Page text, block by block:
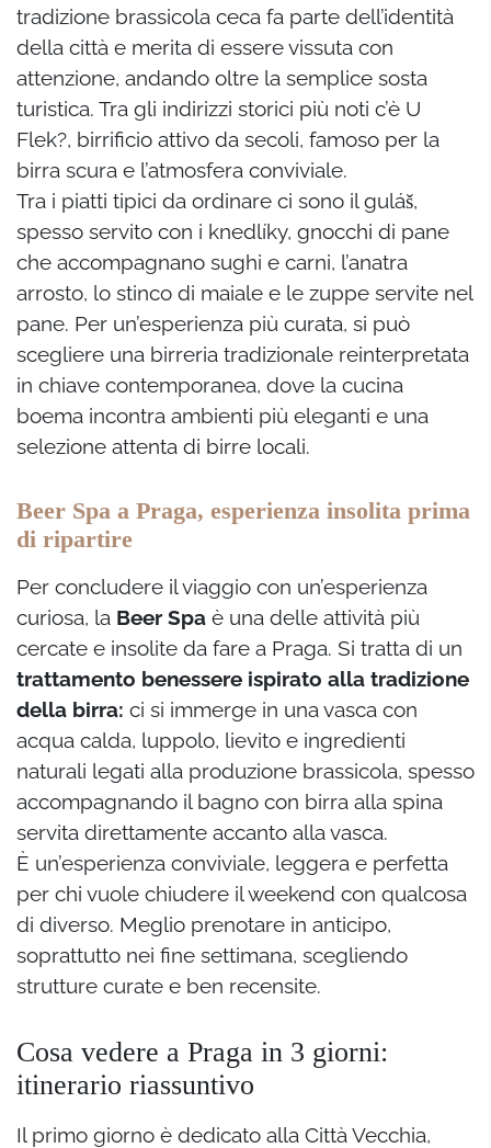
tradizione brassicola ceca fa parte dell’identità
della città e merita di essere vissuta con
attenzione, andando oltre la semplice sosta
turistica. Tra gli indirizzi storici più noti c’è U
Flek?, birrificio attivo da secoli, famoso per la
birra scura e l’atmosfera conviviale.
Tra i piatti tipici da ordinare ci sono il guláš,
spesso servito con i knedlíky, gnocchi di pane
che accompagnano sughi e carni, l’anatra
arrosto, lo stinco di maiale e le zuppe servite nel
pane. Per un’esperienza più curata, si può
scegliere una birreria tradizionale reinterpretata
in chiave contemporanea, dove la cucina
boema incontra ambienti più eleganti e una
selezione attenta di birre locali.
Beer Spa a Praga, esperienza insolita prima
di ripartire
Per concludere il viaggio con un’esperienza
curiosa, la Beer Spa è una delle attività più
cercate e insolite da fare a Praga. Si tratta di un
trattamento benessere ispirato alla tradizione
della birra: ci si immerge in una vasca con
acqua calda, luppolo, lievito e ingredienti
naturali legati alla produzione brassicola, spesso
accompagnando il bagno con birra alla spina
servita direttamente accanto alla vasca.
È un’esperienza conviviale, leggera e perfetta
per chi vuole chiudere il weekend con qualcosa
di diverso. Meglio prenotare in anticipo,
soprattutto nei fine settimana, scegliendo
strutture curate e ben recensite.
Cosa vedere a Praga in 3 giorni:
itinerario riassuntivo
Il primo giorno è dedicato alla Città Vecchia,